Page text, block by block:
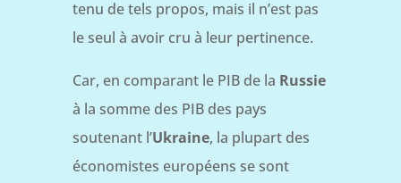
tenu de tels propos, mais il n’est pas
le seul à avoir cru à leur pertinence.
Car, en comparant le PIB de la Russie
à la somme des PIB des pays
soutenant l’Ukraine, la plupart des
économistes européens se sont